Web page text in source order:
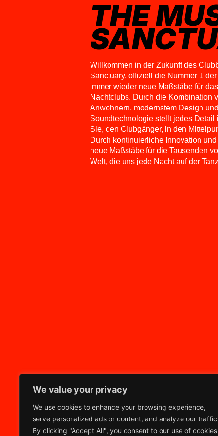
We value your privacy
We use cookies to enhance your browsing experience,
serve personalized ads or content, and analyze our
By clicking "Accept All", you consent to our use of
THE
Willkommen in der Zukunft des
Sanctuary, offiziell die Nummer 1
immer wieder neue Maßstäbe für
Nachtclubs. Durch die Kombination
Anwohnern, modernstem Design
Soundtechnologie stellt jedes Detail
Sie, den Clubgänger, in den
Durch kontinuierliche Innovation
neue Maßstäbe für die Tausenden
Welt, die uns jede Nacht auf der